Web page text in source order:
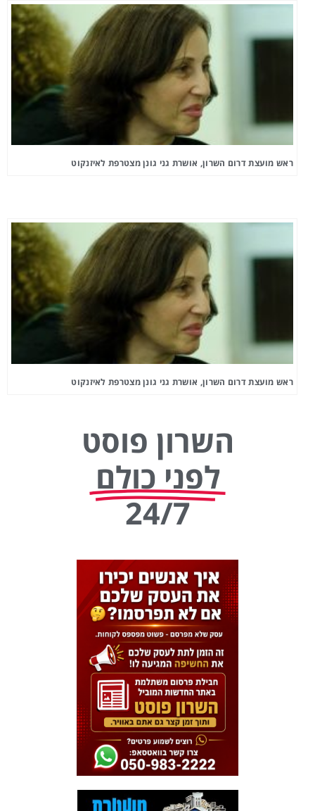
ראש מועצת דרום השרון, אושרת גני גונן מצטרפת לאיזנקוט
ראש מועצת דרום השרון, אושרת גני גונן מצטרפת לאיזנקוט
השרון פוסט
לפני כולם
24/7